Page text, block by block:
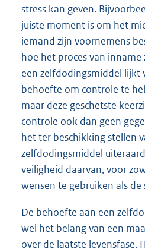
stress kan geven.
juiste moment is om het
iemand zijn voornemens
hoe het proces van inname
een zelfdodingsmiddel lijkt
behoefte om controle te
maar deze geschetste
controle ook dan geen
het ter beschikking stellen
zelfdodingsmiddel
veiligheid daarvan, voor
wensen te gebruiken als
De behoefte aan een
wel het belang van een
over de laatste levensfase.